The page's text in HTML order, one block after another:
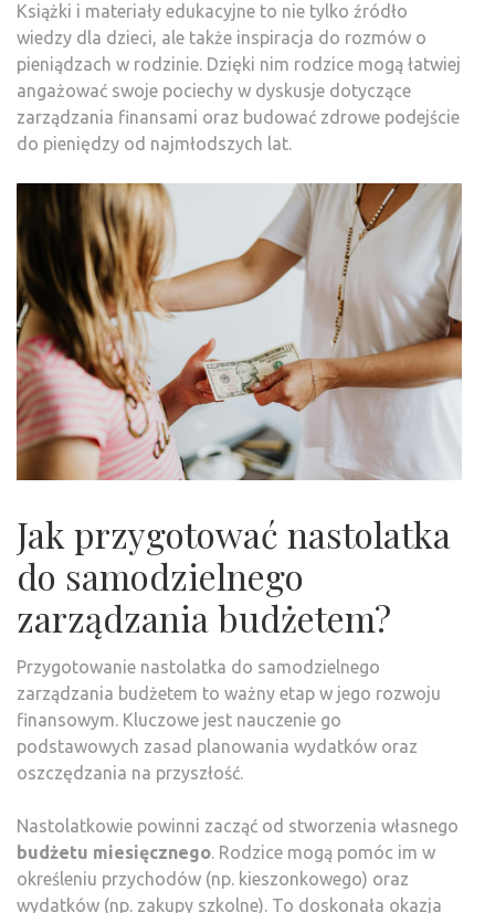
Książki i materiały edukacyjne to nie tylko źródło
wiedzy dla dzieci, ale także inspiracja do rozmów o
pieniądzach w rodzinie. Dzięki nim rodzice mogą łatwiej
angażować swoje pociechy w dyskusje dotyczące
zarządzania finansami oraz budować zdrowe podejście
do pieniędzy od najmłodszych lat.
Jak przygotować nastolatka
do samodzielnego
zarządzania budżetem?
Przygotowanie nastolatka do samodzielnego
zarządzania budżetem to ważny etap w jego rozwoju
finansowym. Kluczowe jest nauczenie go
podstawowych zasad planowania wydatków oraz
oszczędzania na przyszłość.
Nastolatkowie powinni zacząć od stworzenia własnego
budżetu miesięcznego. Rodzice mogą pomóc im w
określeniu przychodów (np. kieszonkowego) oraz
wydatków (np. zakupy szkolne). To doskonała okazja